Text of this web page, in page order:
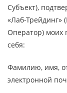
Субъект),
«Лаб-Трейдинг»
Оператор)
себя:
Фамилию, имя,
электронной